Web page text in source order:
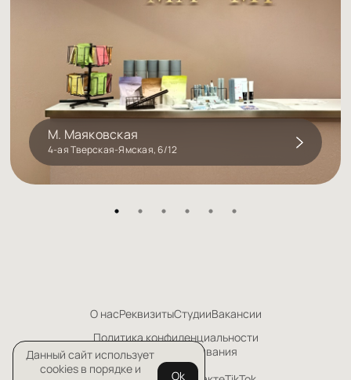
М. Маяковская
4-ая Тверская-Ямская, 6/12
О насРеквизитыСтудииВакансии
Политика конфиденциальности
Правила обслуживания
Данный сайт использует
cookies в порядке и
Ok